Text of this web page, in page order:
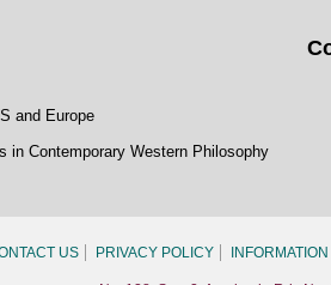
and Europe
in Contemporary Western Philosophy
US PRIVACY POLICY